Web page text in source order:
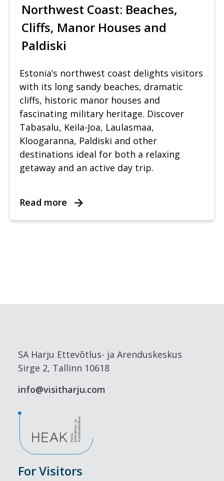
Northwest Coast: Beaches,
Cliffs, Manor Houses and
Paldiski
Estonia’s northwest coast delights visitors
with its long sandy beaches, dramatic
cliffs, historic manor houses and
fascinating military heritage. Discover
Tabasalu, Keila-Joa, Laulasmaa,
Kloogaranna, Paldiski and other
destinations ideal for both a relaxing
getaway and an active day trip.
Read more
SA Harju Ettevõtlus- ja Arenduskeskus
Sirge 2, Tallinn 10618
info@visitharju.com
For Visitors